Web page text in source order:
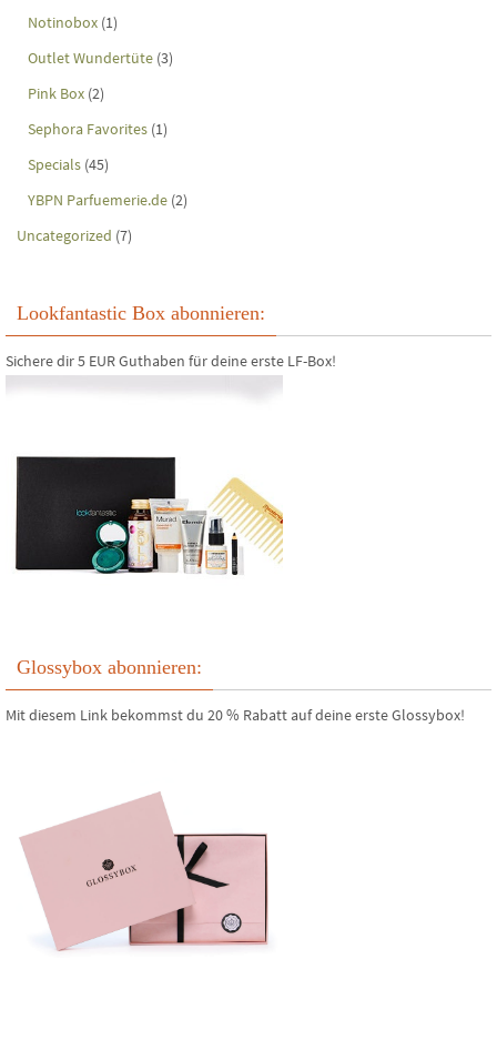
Notinobox (1)
Outlet Wundertüte (3)
Pink Box (2)
Sephora Favorites (1)
Specials (45)
YBPN Parfuemerie.de (2)
Uncategorized (7)
Lookfantastic Box abonnieren:
Sichere dir 5 EUR Guthaben für deine erste LF-Box!
Glossybox abonnieren:
Mit diesem Link bekommst du 20 % Rabatt auf deine erste Glossybox!